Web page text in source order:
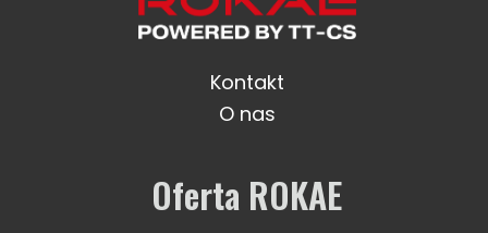
Kontakt
O nas
Oferta ROKAE